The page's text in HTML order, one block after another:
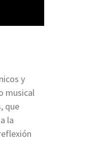
y
musical
que
la